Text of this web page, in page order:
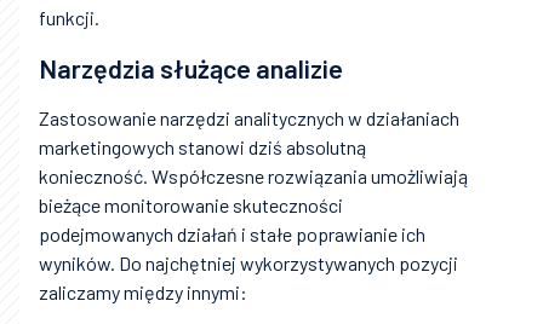
funkcji.
Narzędzia służące analizie
Zastosowanie narzędzi analitycznych w działaniach
marketingowych stanowi dziś absolutną
konieczność. Współczesne rozwiązania umożliwiają
bieżące monitorowanie skuteczności
podejmowanych działań i stałe poprawianie ich
wyników. Do najchętniej wykorzystywanych pozycji
zaliczamy między innymi: